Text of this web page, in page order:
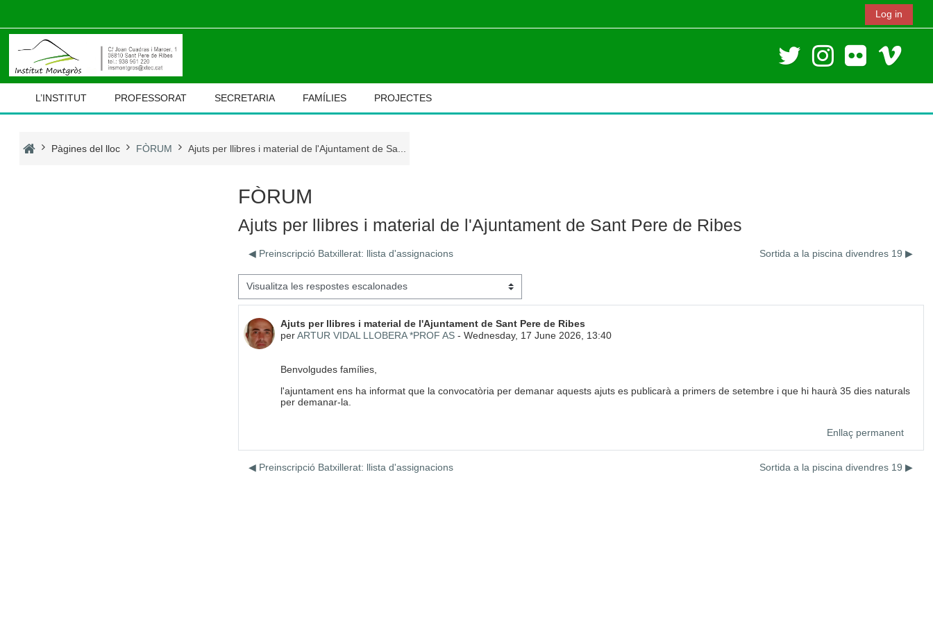
Log in
L’INSTITUT PROFESSORAT SECRETARIA FAMÍLIES PROJECTES
Pàgines del lloc FÒRUM Ajuts per llibres i material de l'Ajuntament de Sa...
FÒRUM
Ajuts per llibres i material de l'Ajuntament de Sant Pere de Ribes
◀︎ Preinscripció Batxillerat: llista d'assignacions Sortida a la piscina divendres 19 ▶︎
Mode de visualització
Ajuts per llibres i material de l'Ajuntament de Sant Pere de Ribes
perARTUR VIDAL LLOBERA *PROF AS- Wednesday, 17 June 2026, 13:40
Nombre de respostes: 0
Benvolgudes famílies,
l'ajuntament ens ha informat que la convocatòria per demanar aquests ajuts es publicarà a primers de setembre i que hi haurà 35 dies naturals
per demanar-la.
Enllaç permanent
◀︎ Preinscripció Batxillerat: llista d'assignacions Sortida a la piscina divendres 19 ▶︎